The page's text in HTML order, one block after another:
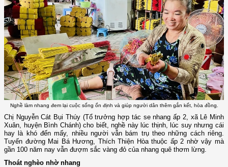
Nghề làm nhang đem lại cuộc sống ổn định và giúp người dân thêm gắn kết, hòa đồng.
Chị Nguyễn Cát Bụi Thúy (Tổ trưởng hợp tác se nhang ấp 2, xã Lê Minh
Xuân, huyện Bình Chánh) cho biết, nghề này lúc thịnh, lúc suy nhưng cái
hay là khó đến mấy, nhiều người vẫn bám trụ theo những cách riêng.
Tuyến đường Mai Bá Hương, Thích Thiện Hòa thuộc ấp 2 nhờ vậy mà
gần 100 năm nay vẫn đượm sắc vàng đỏ của nhang quê thơm lừng.
Thoát nghèo nhờ nhang